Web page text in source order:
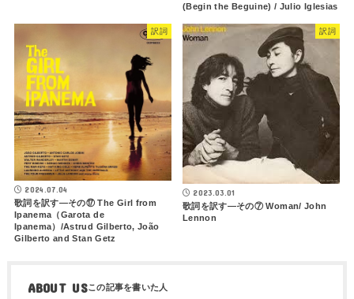
(Begin the Beguine) / Julio Iglesias
訳詞
2024.07.04
歌詞を訳す―その⑰ The Girl from
Ipanema（Garota de
Ipanema）/Astrud Gilberto, João
Gilberto and Stan Getz
訳詞
2023.03.01
歌詞を訳す―その⑦ Woman/ John
Lennon
ABOUT US